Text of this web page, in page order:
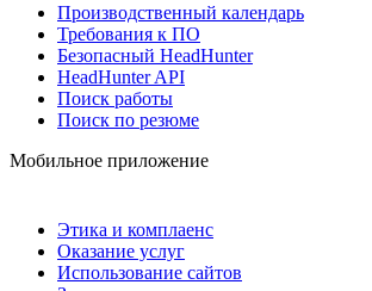
Производственный календарь
Требования к ПО
Безопасный HeadHunter
HeadHunter API
Поиск работы
Поиск по резюме
Мобильное приложение
Этика и комплаенс
Оказание услуг
Использование сайтов